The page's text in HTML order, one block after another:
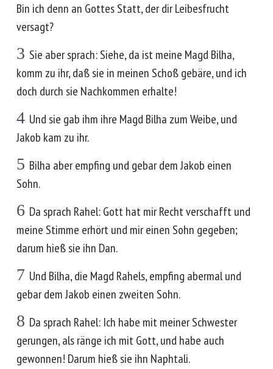
Bin ich denn an Gottes Statt, der dir Leibesfrucht
versagt?
3 Sie aber sprach: Siehe, da ist meine Magd Bilha,
komm zu ihr, daß sie in meinen Schoß gebäre, und ich
doch durch sie Nachkommen erhalte!
4 Und sie gab ihm ihre Magd Bilha zum Weibe, und
Jakob kam zu ihr.
5 Bilha aber empfing und gebar dem Jakob einen
Sohn.
6 Da sprach Rahel: Gott hat mir Recht verschafft und
meine Stimme erhört und mir einen Sohn gegeben;
darum hieß sie ihn Dan.
7 Und Bilha, die Magd Rahels, empfing abermal und
gebar dem Jakob einen zweiten Sohn.
8 Da sprach Rahel: Ich habe mit meiner Schwester
gerungen, als ränge ich mit Gott, und habe auch
gewonnen! Darum hieß sie ihn Naphtali.